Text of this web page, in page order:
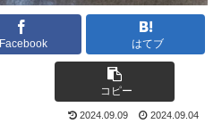
Facebook はてブ
コピー
2024.09.09 2024.09.04